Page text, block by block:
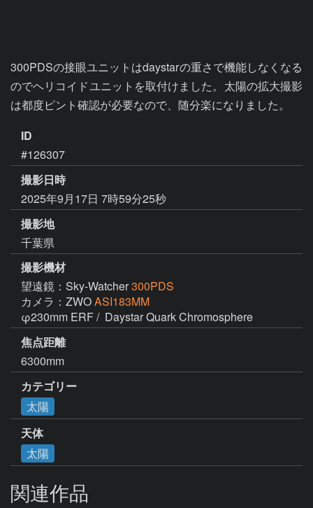
300PDSの接眼ユニットはdaystarの重さで機能しなくなる
のでヘリコイドユニットを取付けました。太陽の拡大撮影
は都度ピント確認が必要なので、随分楽になりました。
ID
#126307
撮影日時
2025年9月17日 7時59分25秒
撮影地
千葉県
撮影機材
望遠鏡：Sky-Watcher300PDS
カメラ：ZWOASI183MM
φ230mm ERF /  Daystar Quark Chromosphere
焦点距離
6300mm
カテゴリー
太陽
天体
太陽
関連作品